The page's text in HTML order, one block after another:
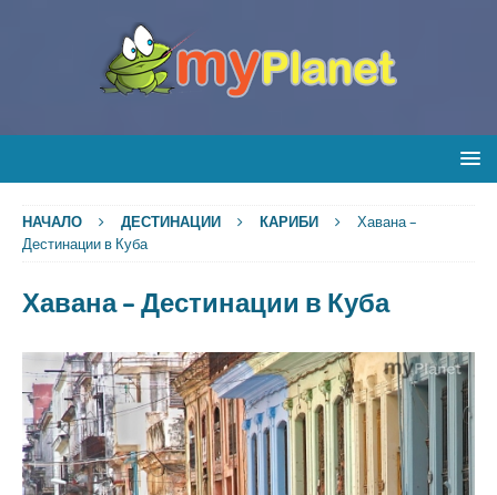
НАЧАЛО ДЕСТИНАЦИИ КАРИБИ
Хавана –
Дестинации в Куба
Хавана – Дестинации в Куба